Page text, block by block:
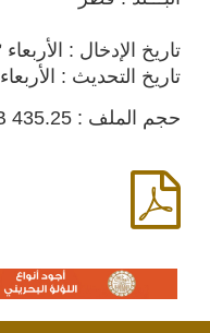
تاريخ الإدخال : الأربعاء ٢٣ / يوليو / ٢٠١٤
تاريخ التحديث : الأربعاء ٢٣ / يوليو / ٢٠١٤
حجم الملف : 435.25 KB